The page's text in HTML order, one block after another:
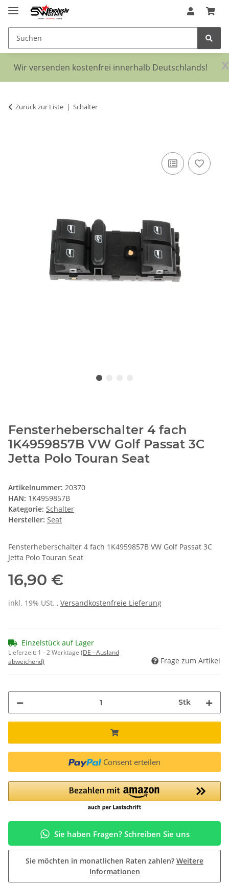
x
Wir versenden kostenfrei innerhalb Deutschlands!
Zurück zur Liste Schalter
Fensterheberschalter 4 fach
1K4959857B VW Golf Passat 3C
Jetta Polo Touran Seat
Artikelnummer: 20370
HAN: 1K4959857B
Kategorie: Schalter
Hersteller: Seat
Fensterheberschalter 4 fach 1K4959857B VW Golf Passat 3C
Jetta Polo Touran Seat
16,90 €
inkl. 19% USt. , Versandkostenfreie Lieferung
Einzelstück auf Lager
Lieferzeit: 1 - 2 Werktage (DE - Ausland
abweichend)
Frage zum Artikel
Stk
Consent erteilen
Sie haben Fragen? Schreiben Sie uns
Sie möchten in monatlichen Raten zahlen? Weitere
Informationen